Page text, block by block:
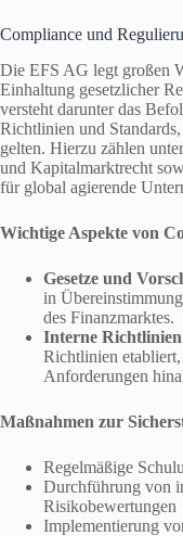
Compliance und
Die EFS AG legt großen
Einhaltung gesetzlicher
versteht darunter das
Richtlinien und
gelten. Hierzu zählen
und Kapitalmarktrecht
für global agierende
Wichtige Aspekte von
Gesetze und
in
des Finanzmarktes.
Interne Richtlinien
Richtlinien
Anforderungen
Maßnahmen zur
Regelmäßige
Durchführung von
Risikobewertungen
Implementierung